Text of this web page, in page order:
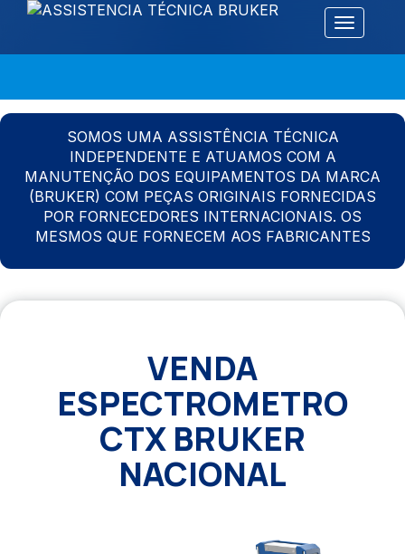
Alternar
SOMOS UMA ASSISTÊNCIA TÉCNICA
INDEPENDENTE E ATUAMOS COM A
MANUTENÇÃO DOS EQUIPAMENTOS DA MARCA
(BRUKER) COM PEÇAS ORIGINAIS FORNECIDAS
POR FORNECEDORES INTERNACIONAIS. OS
MESMOS QUE FORNECEM AOS FABRICANTES
VENDA
ESPECTROMETRO
CTX BRUKER
NACIONAL